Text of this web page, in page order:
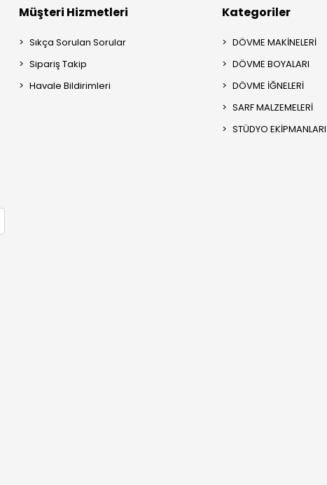
Müşteri Hizmetleri
Sıkça Sorulan Sorular
Sipariş Takip
Havale Bildirimleri
Kategoriler
DÖVME MAKİNELERİ
DÖVME BOYALARI
DÖVME İĞNELERİ
SARF MALZEMELERİ
STÜDYO EKİPMANLARI